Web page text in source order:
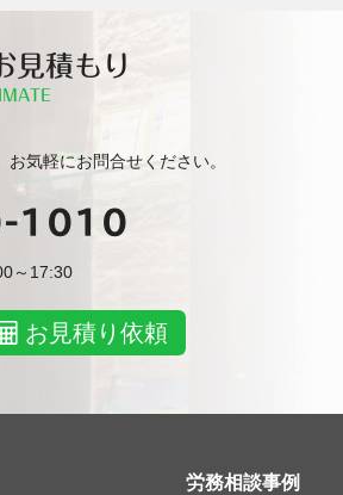
見積もり
気軽にお問合せください。
1010
～17:30
お見積り依頼
労務相談事例